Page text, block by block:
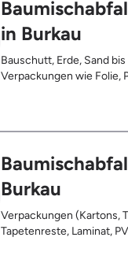
in Burkau
Bauschutt, Erde, Sand
Verpackungen wie Folie,
Kunststoffe, Gummi,
Innenbereich,
Sauerkrautplatten
Burkau
Verpackungen (Kartons,
Tapetenreste, Laminat, PVC, Vinyl, Kunststoffe, Folien, Gummi,
Teppiche, Gardinen,